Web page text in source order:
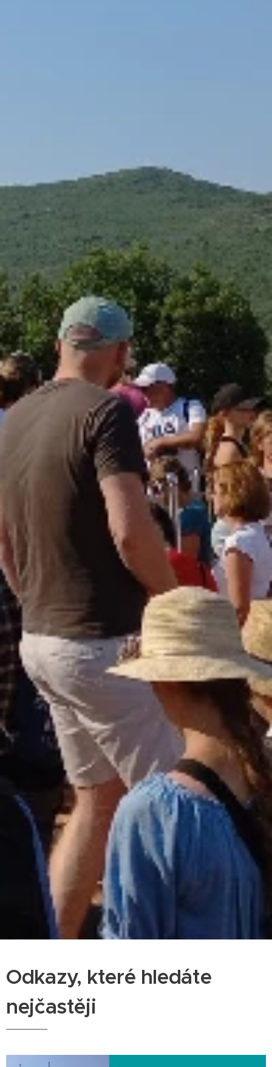
Odkazy, které hledáte
nejčastěji